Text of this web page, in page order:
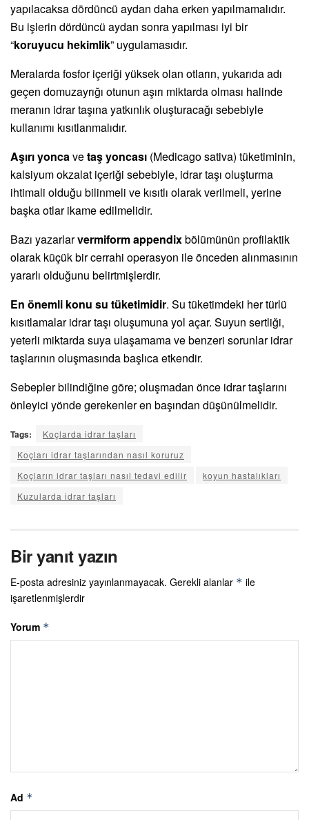
yapılacaksa dördüncü aydan daha erken yapılmamalıdır.
Bu işlerin dördüncü aydan sonra yapılması iyi bir
“koruyucu hekimlik” uygulamasıdır.
Meralarda fosfor içeriği yüksek olan otların, yukarıda adı
geçen domuzayrığı otunun aşırı miktarda olması halinde
meranın idrar taşına yatkınlık oluşturacağı sebebiyle
kullanımı kısıtlanmalıdır.
Aşırı yoncavetaş yoncası (Medicago sativa) tüketiminin,
kalsiyum okzalat içeriği sebebiyle, idrar taşı oluşturma
ihtimali olduğu bilinmeli ve kısıtlı olarak verilmeli, yerine
başka otlar ikame edilmelidir.
Bazı yazarlarvermiform appendixbölümünün profilaktik
olarak küçük bir cerrahi operasyon ile önceden alınmasının
yararlı olduğunu belirtmişlerdir.
En önemli konu su tüketimidir. Su tüketimdeki her türlü
kısıtlamalar idrar taşı oluşumuna yol açar. Suyun sertliği,
yeterli miktarda suya ulaşamama ve benzeri sorunlar idrar
taşlarının oluşmasında başlıca etkendir.
Sebepler bilindiğine göre; oluşmadan önce idrar taşlarını
önleyici yönde gerekenler en başından düşünülmelidir.
Tags:
Koçlarda idrar taşları
Koçları idrar taşlarından nasıl koruruz
Koçların idrar taşları nasıl tedavi edilir
koyun hastalıkları
Kuzularda idrar taşları
Bir yanıt yazın
E-posta adresiniz yayınlanmayacak. Gerekli alanlar * ile
işaretlenmişlerdir
Yorum *
Ad *